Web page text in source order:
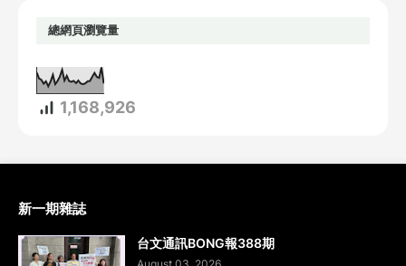
總網頁瀏覽量
1,168,926
新一期雜誌
台文通訊BONG報388期